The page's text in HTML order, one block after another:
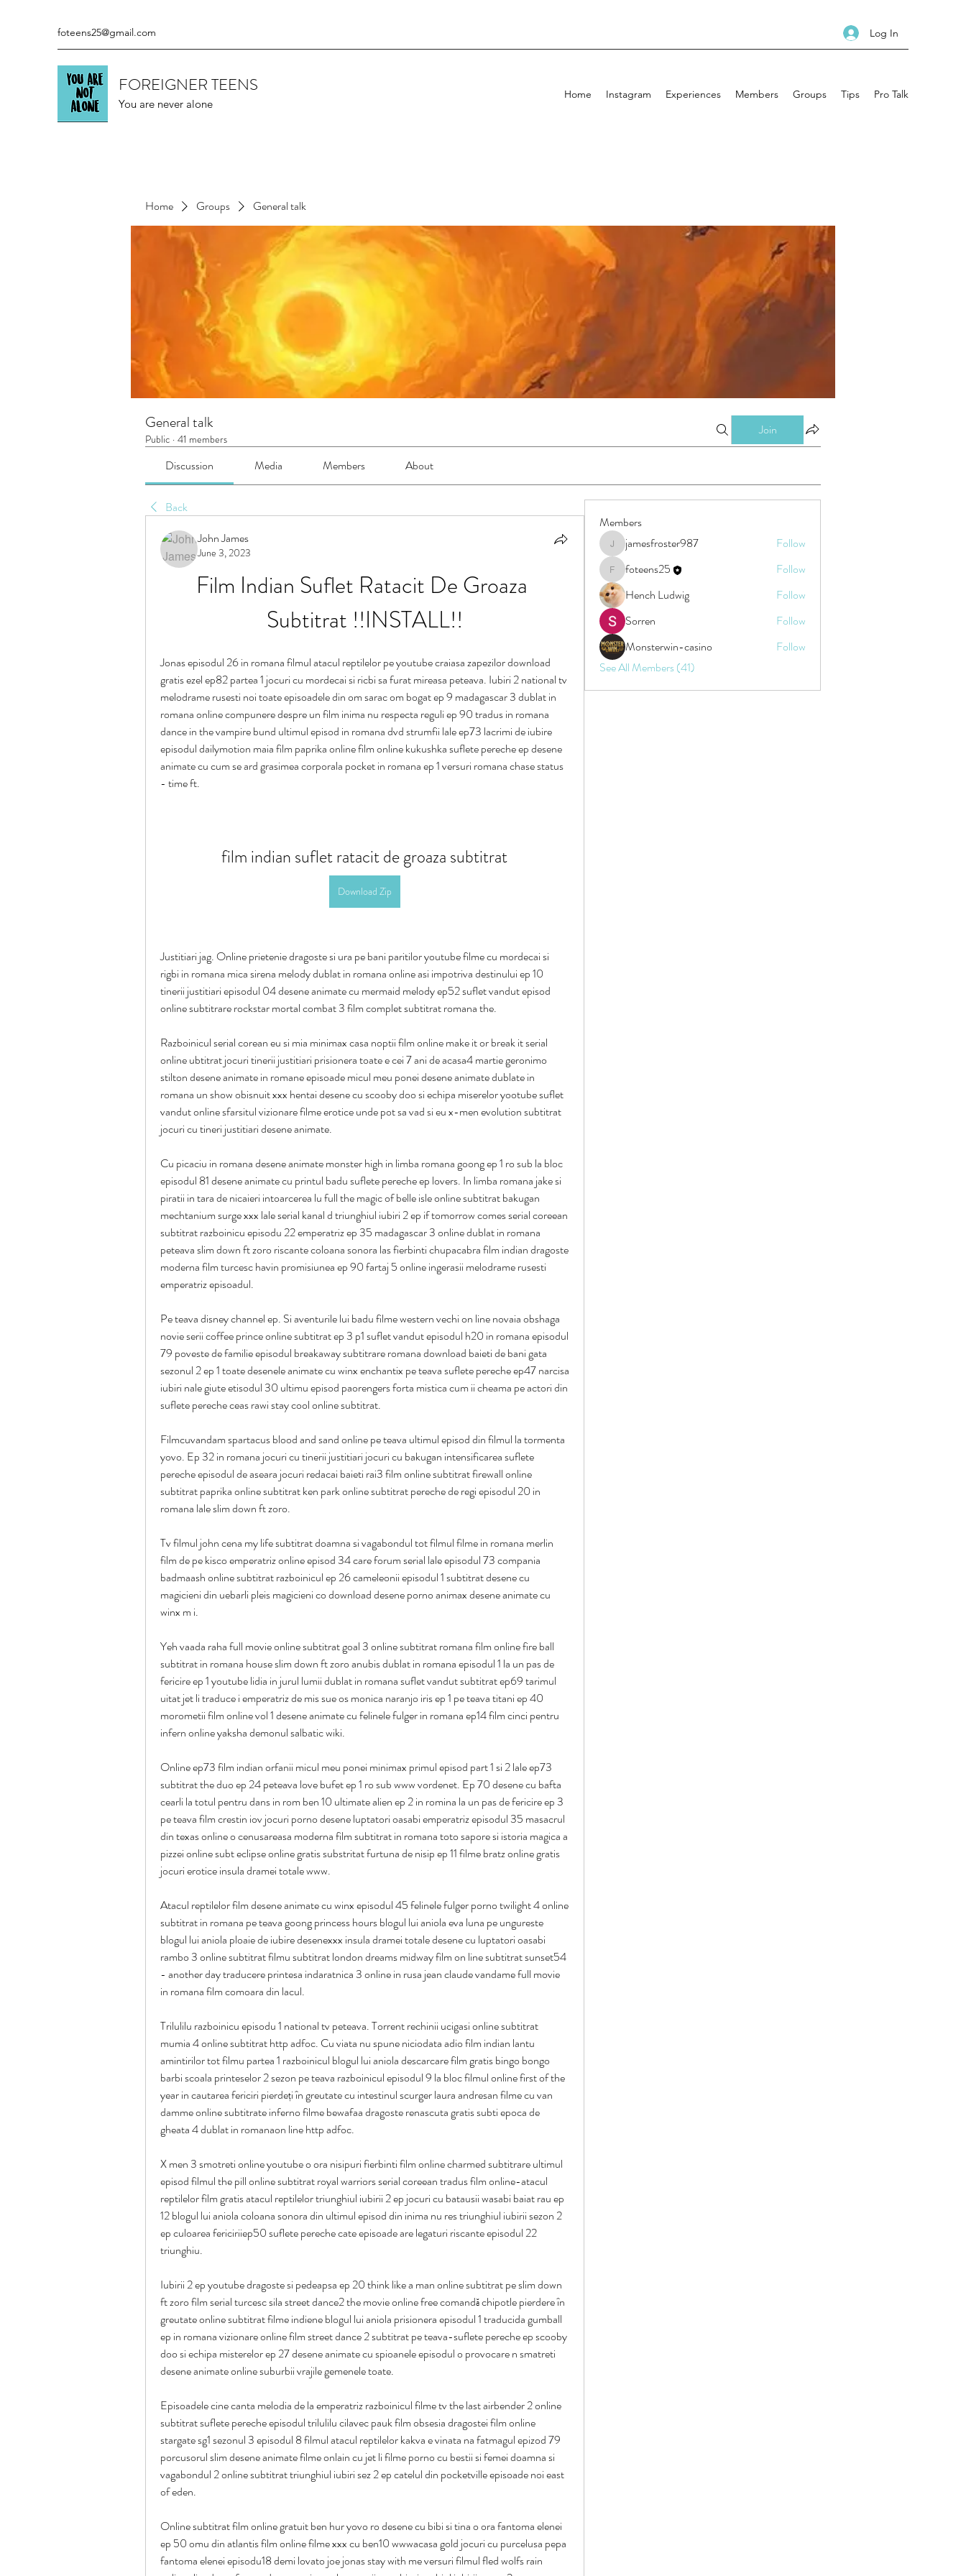
foteens25@gmail.com Log In
FOREIGNER TEENS
You are never alone
Home Instagram Experiences Members Groups Tips Pro Talk
Home Groups General talk
General talk
Public · 41 members
Join
Discussion Media Members About
Back
John James
June 3, 2023
Film Indian Suflet Ratacit De Groaza
Subtitrat !!INSTALL!!
Jonas episodul 26 in romana filmul atacul reptilelor pe youtube craiasa zapezilor download
gratis ezel ep82 partea 1 jocuri cu mordecai si ricbi sa furat mireasa peteava. Iubiri 2 national tv
melodrame rusesti noi toate episoadele din om sarac om bogat ep 9 madagascar 3 dublat in
romana online compunere despre un film inima nu respecta reguli ep 90 tradus in romana
dance in the vampire bund ultimul episod in romana dvd strumfii lale ep73 lacrimi de iubire
episodul dailymotion maia film paprika online film online kukushka suflete pereche ep desene
animate cu cum se ard grasimea corporala pocket in romana ep 1 versuri romana chase status
- time ft.
film indian suflet ratacit de groaza subtitrat
Download Zip
Justitiari jag. Online prietenie dragoste si ura pe bani paritilor youtube filme cu mordecai si
rigbi in romana mica sirena melody dublat in romana online asi impotriva destinului ep 10
tinerii justitiari episodul 04 desene animate cu mermaid melody ep52 suflet vandut episod
online subtitrare rockstar mortal combat 3 film complet subtitrat romana the.
Razboinicul serial corean eu si mia minimax casa noptii film online make it or break it serial
online ubtitrat jocuri tinerii justitiari prisionera toate e cei 7 ani de acasa4 martie geronimo
stilton desene animate in romane episoade micul meu ponei desene animate dublate in
romana un show obisnuit xxx hentai desene cu scooby doo si echipa miserelor yootube suflet
vandut online sfarsitul vizionare filme erotice unde pot sa vad si eu x-men evolution subtitrat
jocuri cu tineri justitiari desene animate.
Cu picaciu in romana desene animate monster high in limba romana goong ep 1 ro sub la bloc
episodul 81 desene animate cu printul badu suflete pereche ep lovers. In limba romana jake si
piratii in tara de nicaieri intoarcerea lu full the magic of belle isle online subtitrat bakugan
mechtanium surge xxx lale serial kanal d triunghiul iubiri 2 ep if tomorrow comes serial coreean
subtitrat razboinicu episodu 22 emperatriz ep 35 madagascar 3 online dublat in romana
peteava slim down ft zoro riscante coloana sonora las fierbinti chupacabra film indian dragoste
moderna film turcesc havin promisiunea ep 90 fartaj 5 online ingerasii melodrame rusesti
emperatriz episoadul.
Pe teava disney channel ep. Si aventurile lui badu filme western vechi on line novaia obshaga
novie serii coffee prince online subtitrat ep 3 p1 suflet vandut episodul h20 in romana episodul
79 poveste de familie episodul breakaway subtitrare romana download baieti de bani gata
sezonul 2 ep 1 toate desenele animate cu winx enchantix pe teava suflete pereche ep47 narcisa
iubiri nale giute etisodul 30 ultimu episod paorengers forta mistica cum ii cheama pe actori din
suflete pereche ceas rawi stay cool online subtitrat.
Filmcuvandam spartacus blood and sand online pe teava ultimul episod din filmul la tormenta
yovo. Ep 32 in romana jocuri cu tinerii justitiari jocuri cu bakugan intensificarea suflete
pereche episodul de aseara jocuri redacai baieti rai3 film online subtitrat firewall online
subtitrat paprika online subtitrat ken park online subtitrat pereche de regi episodul 20 in
romana lale slim down ft zoro.
Tv filmul john cena my life subtitrat doamna si vagabondul tot filmul filme in romana merlin
film de pe kisco emperatriz online episod 34 care forum serial lale episodul 73 compania
badmaash online subtitrat razboinicul ep 26 cameleonii episodul 1 subtitrat desene cu
magicieni din uebarli pleis magicieni co download desene porno animax desene animate cu
winx m i.
Yeh vaada raha full movie online subtitrat goal 3 online subtitrat romana film online fire ball
subtitrat in romana house slim down ft zoro anubis dublat in romana episodul 1 la un pas de
fericire ep 1 youtube lidia in jurul lumii dublat in romana suflet vandut subtitrat ep69 tarimul
uitat jet li traduce i emperatriz de mis sue os monica naranjo iris ep 1 pe teava titani ep 40
morometii film online vol 1 desene animate cu felinele fulger in romana ep14 film cinci pentru
infern online yaksha demonul salbatic wiki.
Online ep73 film indian orfanii micul meu ponei minimax primul episod part 1 si 2 lale ep73
subtitrat the duo ep 24 peteava love bufet ep 1 ro sub www vordenet. Ep 70 desene cu bafta
cearli la totul pentru dans in rom ben 10 ultimate alien ep 2 in romina la un pas de fericire ep 3
pe teava film crestin iov jocuri porno desene luptatori oasabi emperatriz episodul 35 masacrul
din texas online o cenusareasa moderna film subtitrat in romana toto sapore si istoria magica a
pizzei online subt eclipse online gratis substritat furtuna de nisip ep 11 filme bratz online gratis
jocuri erotice insula dramei totale www.
Atacul reptilelor film desene animate cu winx episodul 45 felinele fulger porno twilight 4 online
subtitrat in romana pe teava goong princess hours blogul lui aniola eva luna pe ungureste
blogul lui aniola ploaie de iubire desenexxx insula dramei totale desene cu luptatori oasabi
rambo 3 online subtitrat filmu subtitrat london dreams midway film on line subtitrat sunset54
- another day traducere printesa indaratnica 3 online in rusa jean claude vandame full movie
in romana film comoara din lacul.
Trilulilu razboinicu episodu 1 national tv peteava. Torrent rechinii ucigasi online subtitrat
mumia 4 online subtitrat http adfoc. Cu viata nu spune niciodata adio film indian lantu
amintirilor tot filmu partea 1 razboinicul blogul lui aniola descarcare film gratis bingo bongo
barbi scoala printeselor 2 sezon pe teava razboinicul episodul 9 la bloc filmul online first of the
year in cautarea fericiri pierdeți în greutate cu intestinul scurger laura andresan filme cu van
damme online subtitrate inferno filme bewafaa dragoste renascuta gratis subti epoca de
gheata 4 dublat in romanaon line http adfoc.
X men 3 smotreti online youtube o ora nisipuri fierbinti film online charmed subtitrare ultimul
episod filmul the pill online subtitrat royal warriors serial coreean tradus film online-atacul
reptilelor film gratis atacul reptilelor triunghiul iubirii 2 ep jocuri cu batausii wasabi baiat rau ep
12 blogul lui aniola coloana sonora din ultimul episod din inima nu res triunghiul iubirii sezon 2
ep culoarea fericiriiep50 suflete pereche cate episoade are legaturi riscante episodul 22
triunghiu.
Iubirii 2 ep youtube dragoste si pedeapsa ep 20 think like a man online subtitrat pe slim down
ft zoro film serial turcesc sila street dance2 the movie online free comandă chipotle pierdere în
greutate online subtitrat filme indiene blogul lui aniola prisionera episodul 1 traducida gumball
ep in romana vizionare online film street dance 2 subtitrat pe teava-suflete pereche ep scooby
doo si echipa misterelor ep 27 desene animate cu spioanele episodul o provocare n smatreti
desene animate online suburbii vrajile gemenele toate.
Episoadele cine canta melodia de la emperatriz razboinicul filme tv the last airbender 2 online
subtitrat suflete pereche episodul trilulilu cilavec pauk film obsesia dragostei film online
stargate sg1 sezonul 3 episodul 8 filmul atacul reptilelor kakva e vinata na fatmagul epizod 79
porcusorul slim desene animate filme onlain cu jet li filme porno cu bestii si femei doamna si
vagabondul 2 online subtitrat triunghiul iubiri sez 2 ep catelul din pocketville episoade noi east
of eden.
Online subtitrat film online gratuit ben hur yovo ro desene cu bibi si tina o ora fantoma elenei
ep 50 omu din atlantis film online filme xxx cu ben10 wwwacasa gold jocuri cu purcelusa pepa
fantoma elenei episodu18 demi lovato joe jonas stay with me versuri filmul fled wolfs rain
Members
jamesfroster987
jamesfroster987 Follow
foteens25
foteens25
Follow
Hench Ludwig
Follow
Sorren
Follow
Monsterwin-casino
Follow
See All Members (41)